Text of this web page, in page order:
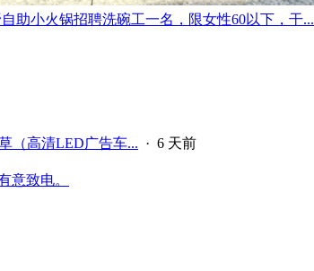
助小火锅招聘洗碗工一名，限女性60以下，干...
（高清LED广告车... · 6 天前
意致电。